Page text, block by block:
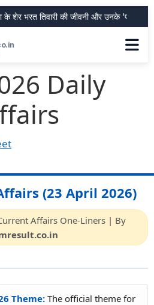
शेर भरत तिवारी की जीवनी और उनके ‘फर्जी
Daily
(23 April 2026)
Affairs One-Liners | By
Theme: The official theme for